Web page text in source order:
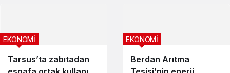
Tarsus’ta zabıtadan
EKONOMİ
Berdan Arıtma
EKONOMİ